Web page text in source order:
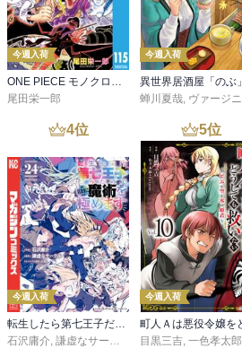
今週入荷
ONE PIECE モノクロ版 115
尾田栄一郎
今週入荷
蝉川夏哉, ヴァージニア二等兵
4位
今週入荷
石沢庸介 謙虚なサークル メル。
5位
今週入荷
目黒三吉 一色孝太郎